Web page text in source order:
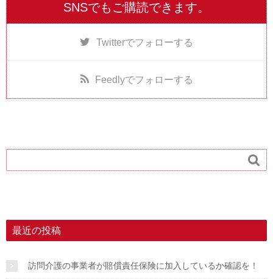
SNSでもご購読できます。
Twitterでフォローする
Feedlyでフォローする

最近の投稿
訪問介護の事業者が賠償責任保険に加入しているか確認を！